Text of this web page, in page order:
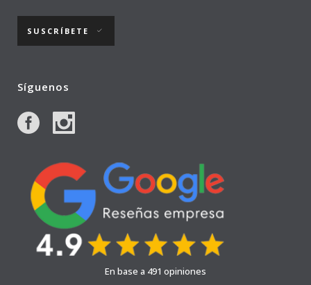
SUSCRÍBETE
Síguenos
En base a 491 opiniones